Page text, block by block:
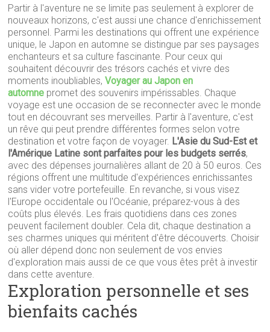
Partir à l'aventure ne se limite pas seulement à explorer de
nouveaux horizons, c'est aussi une chance d'enrichissement
personnel. Parmi les destinations qui offrent une expérience
unique, le Japon en automne se distingue par ses paysages
enchanteurs et sa culture fascinante. Pour ceux qui
souhaitent découvrir des trésors cachés et vivre des
moments inoubliables,Voyager au Japon en
automne promet des souvenirs impérissables. Chaque
voyage est une occasion de se reconnecter avec le monde
tout en découvrant ses merveilles. Partir à l'aventure, c'est
un rêve qui peut prendre différentes formes selon votre
destination et votre façon de voyager. L'Asie du Sud-Est et
l'Amérique Latine sont parfaites pour les budgets serrés,
avec des dépenses journalières allant de 20 à 50 euros. Ces
régions offrent une multitude d'expériences enrichissantes
sans vider votre portefeuille. En revanche, si vous visez
l'Europe occidentale ou l'Océanie, préparez-vous à des
coûts plus élevés. Les frais quotidiens dans ces zones
peuvent facilement doubler. Cela dit, chaque destination a
ses charmes uniques qui méritent d'être découverts. Choisir
où aller dépend donc non seulement de vos envies
d'exploration mais aussi de ce que vous êtes prêt à investir
dans cette aventure.
Exploration personnelle et ses
bienfaits cachés